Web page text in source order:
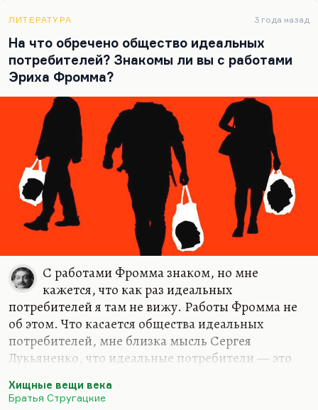
то оказалась не железная, а…
ЛИТЕРАТУРА 3 года назад
На что обречено общество идеальных
потребителей? Знакомы ли вы с работами
Эриха Фромма?
С работами Фромма знаком, но мне
кажется, что как раз идеальных
потребителей я там не вижу. Работы Фромма не
об этом. Что касается общества идеальных
потребителей, мне близка мысль Сергея
Лукьяненко, что идеальные потребители — это
Вампир не стареет, вампир всегда гламурен,
Хищные вещи века
Братья Стругацкие